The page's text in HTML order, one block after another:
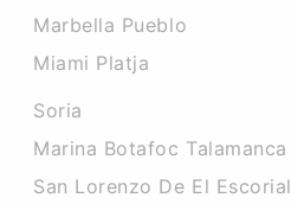
Marbella Pueblo
Miami Platja
Soria
Marina Botafoc Talamanca
San Lorenzo De El Escorial